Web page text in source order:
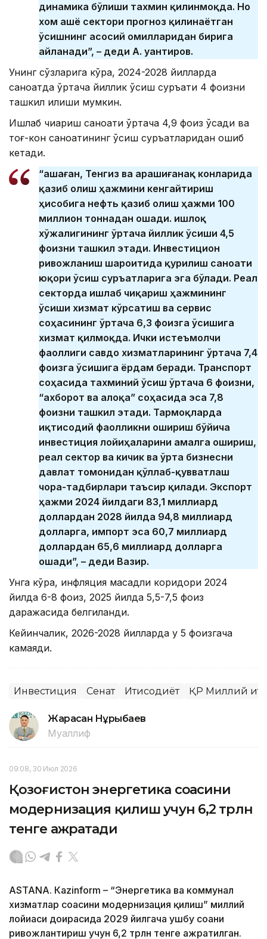
динамика бўлиши тахмин қилинмоқда. Но
хом ашё сектори прогноз қилинаётган
ўсишнинг асосий омилларидан бирига
айланади”, – деди А. Қуантиров.
Унинг сўзларига кўра, 2024-2028 йилларда
саноатда ўртача йиллик ўсиш суръати 4 фоизни
ташкил қилиши мумкин.
Ишлаб чиқариш саноати ўртача 4,9 фоиз ўсади ва
тоғ-кон саноатининг ўсиш суръатларидан ошиб
кетади.
“Қашаған, Тенгиз ва Қарашиғанақ конларида
қазиб олиш ҳажмини кенгайтириш
ҳисобига нефть қазиб олиш ҳажми 100
миллион тоннадан ошади. Қишлоқ
хўжалигининг ўртача йиллик ўсиши 4,5
фоизни ташкил этади. Инвестицион
ривожланиш шароитида қурилиш саноати
юқори ўсиш суръатларига эга бўлади. Реал
секторда ишлаб чиқариш ҳажмининг
ўсиши хизмат кўрсатиш ва сервис
соҳасининг ўртача 6,3 фоизга ўсишига
хизмат қилмоқда. Ички истеъмолчи
фаоллиги савдо хизматларининг ўртача 7,4
фоизга ўсишига ёрдам беради. Транспорт
соҳасида тахминий ўсиш ўртача 6 фоизни,
“ахборот ва алоқа” соҳасида эса 7,8
фоизни ташкил этади. Тармоқларда
иқтисодий фаолликни ошириш бўйича
инвестиция лойиҳаларини амалга ошириш,
реал сектор ва кичик ва ўрта бизнесни
давлат томонидан қўллаб-қувватлаш
чора-тадбирлари таъсир қилади. Экспорт
ҳажми 2024 йилдаги 83,1 миллиард
доллардан 2028 йилда 94,8 миллиард
долларга, импорт эса 60,7 миллиард
доллардан 65,6 миллиард долларга
ошади”, – деди Вазир.
Унга кўра, инфляция мақсадли коридори 2024
йилда 6-8 фоиз, 2025 йилда 5,5-7,5 фоиз
даражасида белгиланди.
Кейинчалик, 2026-2028 йилларда у 5 фоизгача
камаяди.
Инвестиция Сенат Иқтисодиёт ҚР Миллий
Жарасқан Нұрыбаев
Муаллиф
09:08, 30 Июл 2026
Қозоғистон энергетика соҳасини
модернизация қилиш учун 6,2 трлн
тенге ажратади
ASTANА. Кazinform – “Энергетика ва коммунал
хизматлар соҳасини модернизация қилиш” миллий
лойиҳаси доирасида 2029 йилгача ушбу соҳани
ривожлантириш учун 6,2 трлн тенге ажратилган.